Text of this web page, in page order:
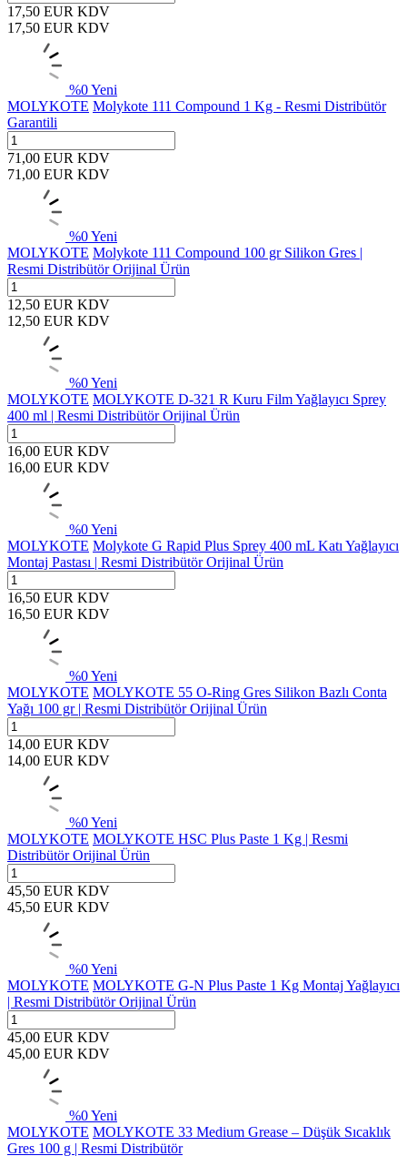
17,50 EUR KDV
17,50 EUR KDV
%0Yeni
MOLYKOTE Molykote 111 Compound 1 Kg - Resmi Distribütör
Garantili
71,00 EUR KDV
71,00 EUR KDV
%0Yeni
MOLYKOTE Molykote 111 Compound 100 gr Silikon Gres |
Resmi Distribütör Orijinal Ürün
12,50 EUR KDV
12,50 EUR KDV
%0Yeni
MOLYKOTE MOLYKOTE D-321 R Kuru Film Yağlayıcı Sprey
400 ml | Resmi Distribütör Orijinal Ürün
16,00 EUR KDV
16,00 EUR KDV
%0Yeni
MOLYKOTE Molykote G Rapid Plus Sprey 400 mL Katı Yağlayıcı
Montaj Pastası | Resmi Distribütör Orijinal Ürün
16,50 EUR KDV
16,50 EUR KDV
%0Yeni
MOLYKOTE MOLYKOTE 55 O-Ring Gres Silikon Bazlı Conta
Yağı 100 gr | Resmi Distribütör Orijinal Ürün
14,00 EUR KDV
14,00 EUR KDV
%0Yeni
MOLYKOTE MOLYKOTE HSC Plus Paste 1 Kg | Resmi
Distribütör Orijinal Ürün
45,50 EUR KDV
45,50 EUR KDV
%0Yeni
MOLYKOTE MOLYKOTE G-N Plus Paste 1 Kg Montaj Yağlayıcı
| Resmi Distribütör Orijinal Ürün
45,00 EUR KDV
45,00 EUR KDV
%0Yeni
MOLYKOTE MOLYKOTE 33 Medium Grease – Düşük Sıcaklık
Gres 100 g | Resmi Distribütör